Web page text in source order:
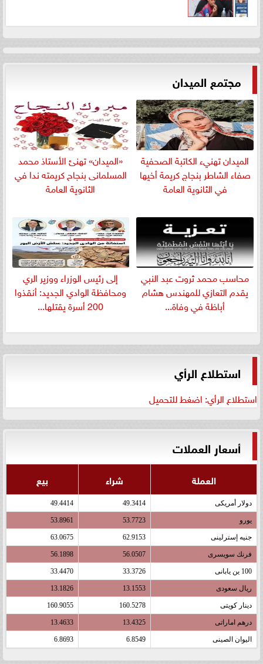
مجتمع الميدان
الميدان تهنيء الكاتبة الصحفية
صفاء الشاطر بنجاج كريمة أخيها
في الثانوية العامة
«الميدان» تهنئ الأستاذ محمد
المسلمانى بنجاح كريمته ندا في
الثانوية العامة
​محاسب محمد ثروت عبد النبي
يقدم التعازي للمهندس هشام
أباظة في وفاة...
إلى رئيس الوزراء ووزير الري
ومحافظة الوادي الجديد: أنقذوا
200 أسرة يقتلها...
استطلاع الرأي
استطلاع الرأي: اضغط للتحميل
أسعار العملات
العملة شراء بيع
دولار أمريكى 49.3414
49.4414
يورو 53.7723
53.8961
جنيه إسترلينى 62.9153
63.0675
فرنك سويسرى 56.0507
56.1898
100 ين يابانى 33.3726
33.4470
ريال سعودى 13.1553
13.1826
دينار كويتى 160.5278
160.9055
درهم اماراتى 13.4325
13.4633
اليوان الصينى 6.8549
6.8693